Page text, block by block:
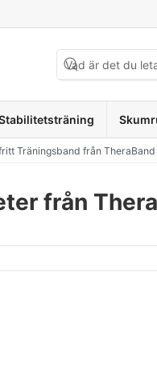
Träningsband från TheraBand
från